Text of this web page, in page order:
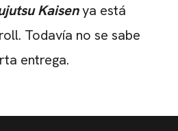
Kaisenya está
Todavía no se sabe
entrega.